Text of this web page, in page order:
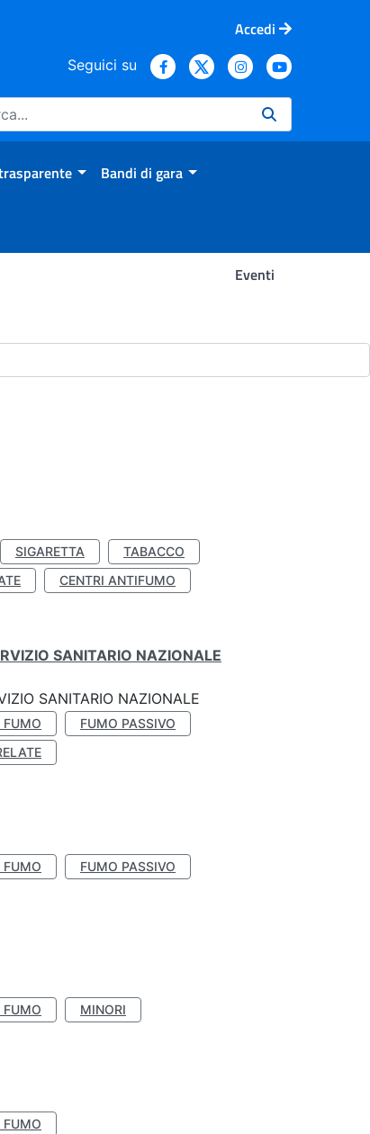
Accedi
Seguici su
Bandi di gara
Eventi
SIGARETTA
TABACCO
CENTRI ANTIFUMO
SANITARIO NAZIONALE
SANITARIO NAZIONALE
FUMO
FUMO PASSIVO
FUMO
FUMO PASSIVO
FUMO MINORI
FUMO